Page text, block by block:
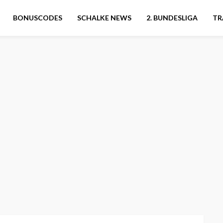
BONUSCODES SCHALKE NEWS 2. BUNDESLIGA